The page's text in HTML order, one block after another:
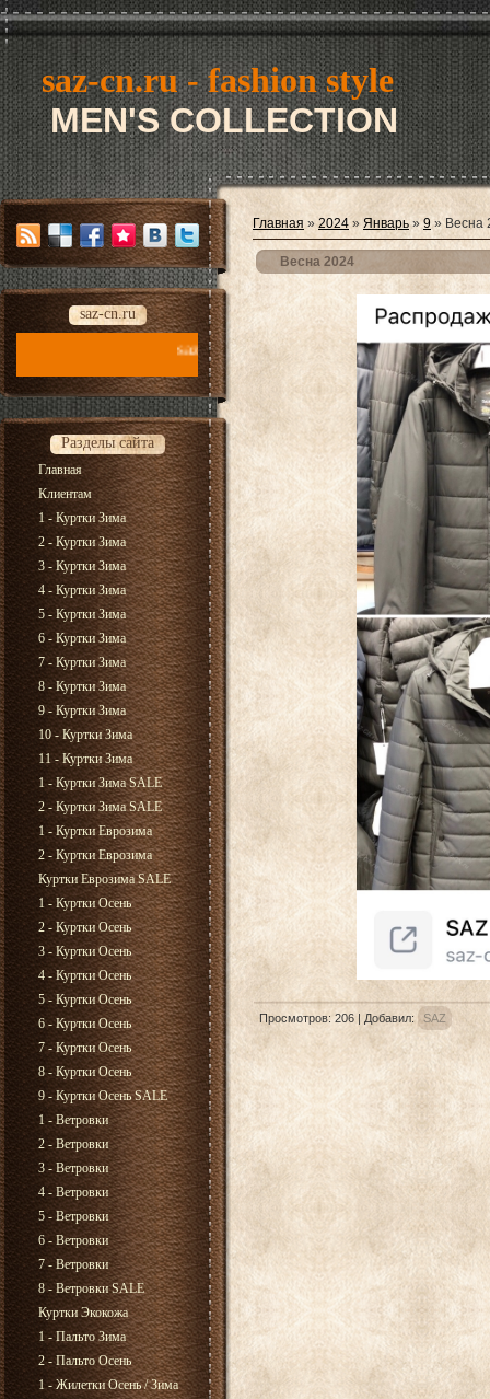
saz-cn.ru - fashion style
MEN'S COLLECTION
saz-cn.ru
saz-cn.ru - fashion style new collection 2026
Разделы сайта
Главная
Клиентам
1 - Куртки Зима
2 - Куртки Зима
3 - Куртки Зима
4 - Куртки Зима
5 - Куртки Зима
6 - Куртки Зима
7 - Куртки Зима
8 - Куртки Зима
9 - Куртки Зима
10 - Куртки Зима
11 - Куртки Зима
1 - Куртки Зима SALE
2 - Куртки Зима SALE
1 - Куртки Еврозима
2 - Куртки Еврозима
Куртки Еврозима SALE
1 - Куртки Осень
2 - Куртки Осень
3 - Куртки Осень
4 - Куртки Осень
5 - Куртки Осень
6 - Куртки Осень
7 - Куртки Осень
8 - Куртки Осень
9 - Куртки Осень SALE
1 - Ветровки
2 - Ветровки
3 - Ветровки
4 - Ветровки
5 - Ветровки
6 - Ветровки
7 - Ветровки
8 - Ветровки SALE
Куртки Экокожа
1 - Пальто Зима
2 - Пальто Осень
1 - Жилетки Осень / Зима
Главная » 2024 » Январь » 9» Весна
Весна 2024
Просмотров: 206 | Добавил: SAZ